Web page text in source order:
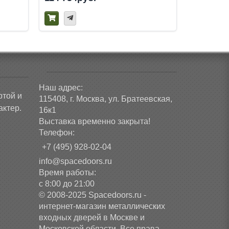
и
Наш адрес:
115408, г. Москва, ул. Братеевская,
16к1
Выставка временно закрыта!
Телефон:
+7 (495) 928-02-04
info@spacedoors.ru
Время работы:
с 8:00 до 21:00
© 2008-2025 Spacedoors.ru -
интернет-магазин металлических
входных дверей в Москве и